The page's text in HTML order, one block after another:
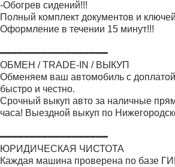
-Обогрев сидений!!!
Полный комплект документов и
Оформление в течении 15 минут!!!
━━━━━━━━━━━━━━━━━━
ОБМЕН / TRADE-IN / ВЫКУП
Обменяем ваш автомобиль с
быстро и честно.
Срочный выкуп авто за наличные
часа! Выездной выкуп по
━━━━━━━━━━━━━━━━━━
ЮРИДИЧЕСКАЯ ЧИСТОТА
Каждая машина проверена по базе